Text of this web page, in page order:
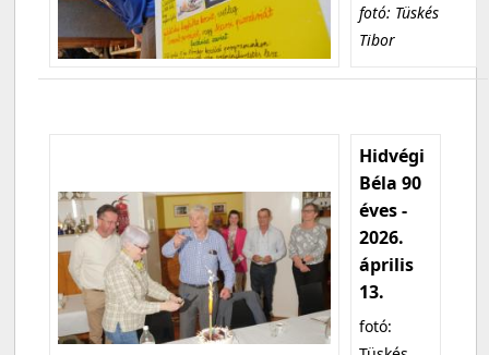
fotó: Tüskés
Tibor
Hidvégi
Béla 90
éves -
2026.
április
13.
fotó: